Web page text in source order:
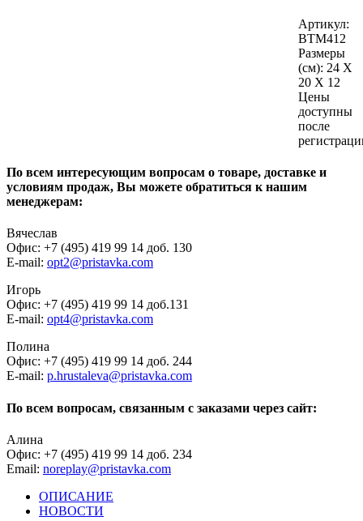
Артикул:
BTM412
Размеры
(см): 24 X
20 X 12
Цены
доступны
после
По всем интересующим вопросам о товаре, доставке и
условиям продаж, Вы можете обратиться к нашим
менеджерам:
Вячеслав
Офис: +7 (495) 419 99 14 доб. 130
E-mail: opt2@pristavka.com
Игорь
Офис: +7 (495) 419 99 14 доб.131
E-mail: opt4@pristavka.com
Полина
Офис: +7 (495) 419 99 14 доб. 244
E-mail: p.hrustaleva@pristavka.com
По всем вопросам, связанным с заказами через сайт:
Алина
Офис: +7 (495) 419 99 14 доб. 234
Email: noreplay@pristavka.com
ОПИСАНИЕ
НОВОСТИ